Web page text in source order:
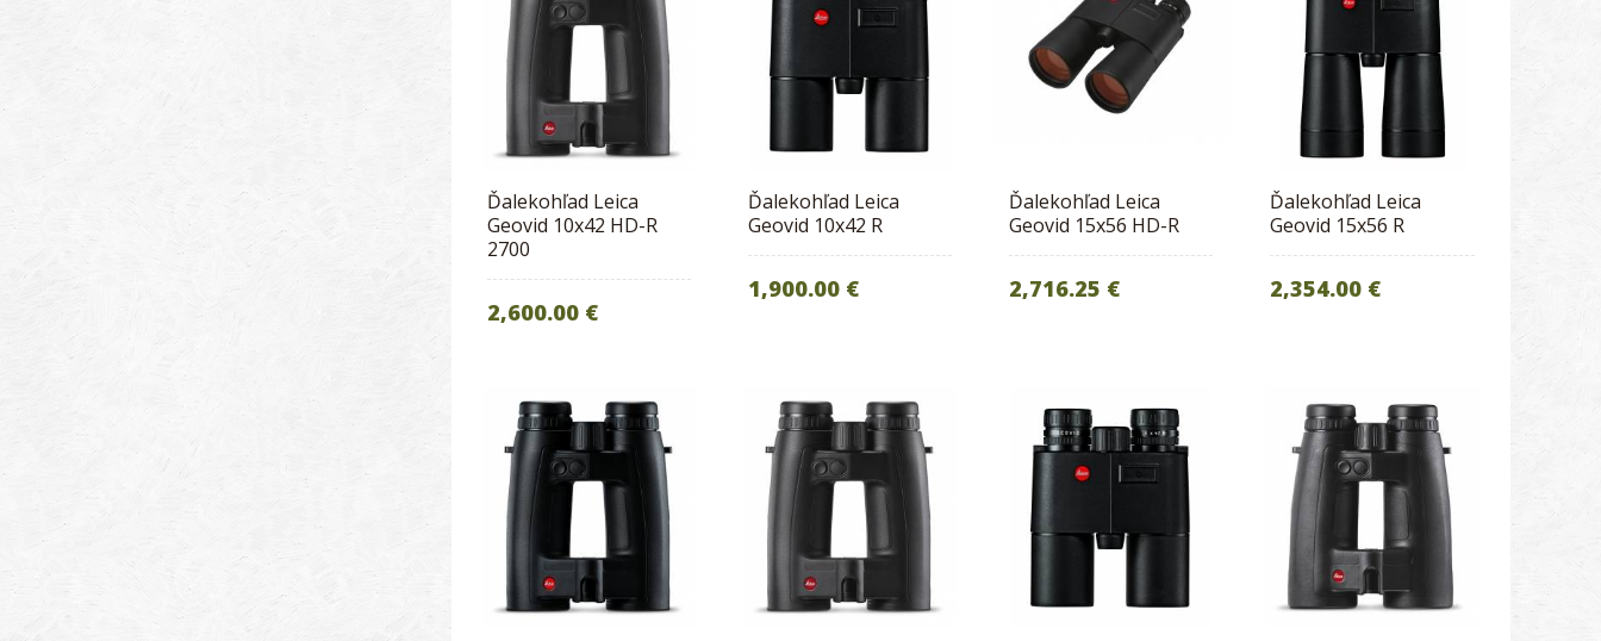
Ďalekohľad Leica
Geovid 10x42 HD-R
2700
2,600.00 €
Ďalekohľad Leica
Geovid 10x42 R
1,900.00 €
Ďalekohľad Leica
Geovid 15x56 HD-R
2,716.25 €
Ďalekohľad Leica
Geovid 15x56 R
2,354.00 €